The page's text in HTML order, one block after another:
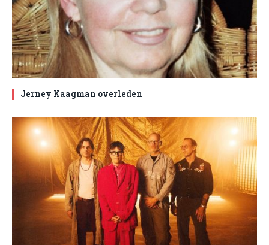
Jerney Kaagman overleden